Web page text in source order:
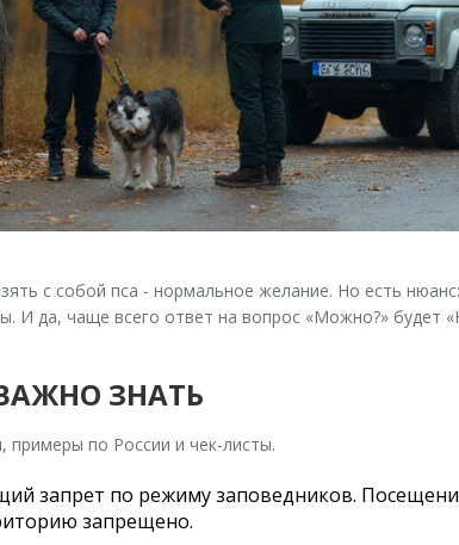
с собой пса - нормальное желание. Но есть
И да, чаще всего ответ на вопрос «Можно?» будет
ЗНАТЬ
по России и чек-листы.
запрет по режиму заповедников.
запрещено.